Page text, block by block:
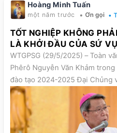
Hoàng Minh Tuấn
một năm trước • Ơn gọi •
TỐT NGHIỆP KHÔNG
LÀ KHỞI ĐẦU CỦA SỨ VỤ
WTGPSG (29/5/2025) – Toàn
Phêrô Nguyễn Văn Khảm
đào tạo 2024-2025 Đại Chủng
vào thứ Năm, ngày 29/5/2025.